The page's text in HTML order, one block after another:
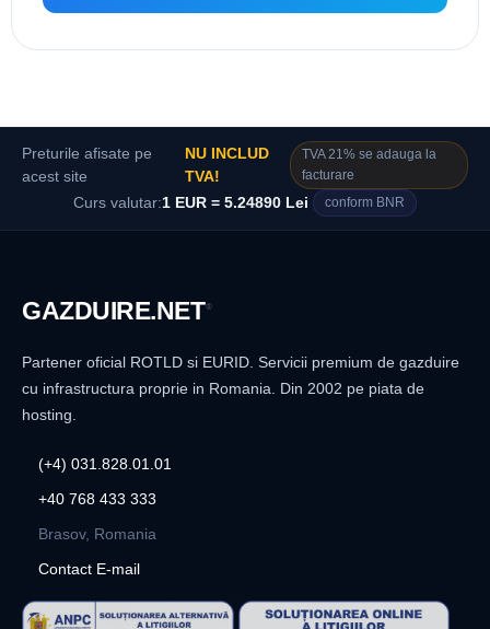
Preturile afisate pe
acest site
NU INCLUD
TVA!
TVA 21% se adauga la
facturare
Curs valutar:1 EUR = 5.24890 Lei conform BNR
GAZDUIRE.NET®
Partener oficial ROTLD si EURID. Servicii premium de gazduire
cu infrastructura proprie in Romania. Din 2002 pe piata de
hosting.
(+4) 031.828.01.01
+40 768 433 333
Brasov, Romania
Contact E-mail